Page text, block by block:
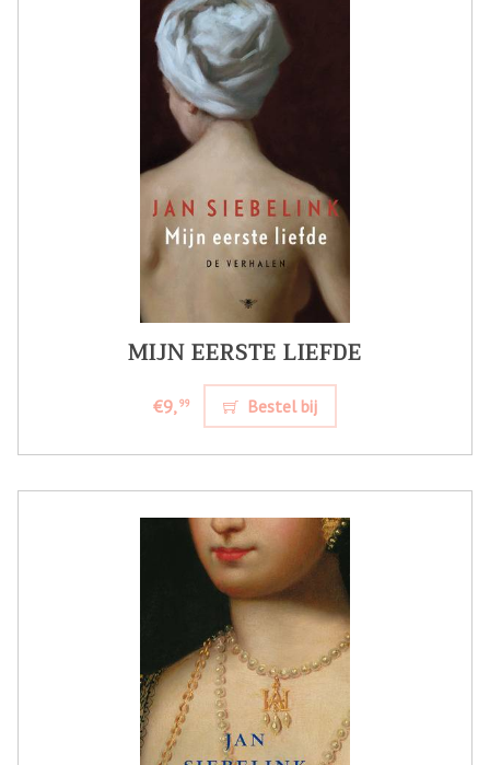
MIJN EERSTE LIEFDE
€9,99 Bestel bij